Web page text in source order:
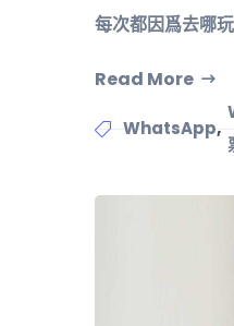
每次都因爲去哪
Read More
WhatsApp,